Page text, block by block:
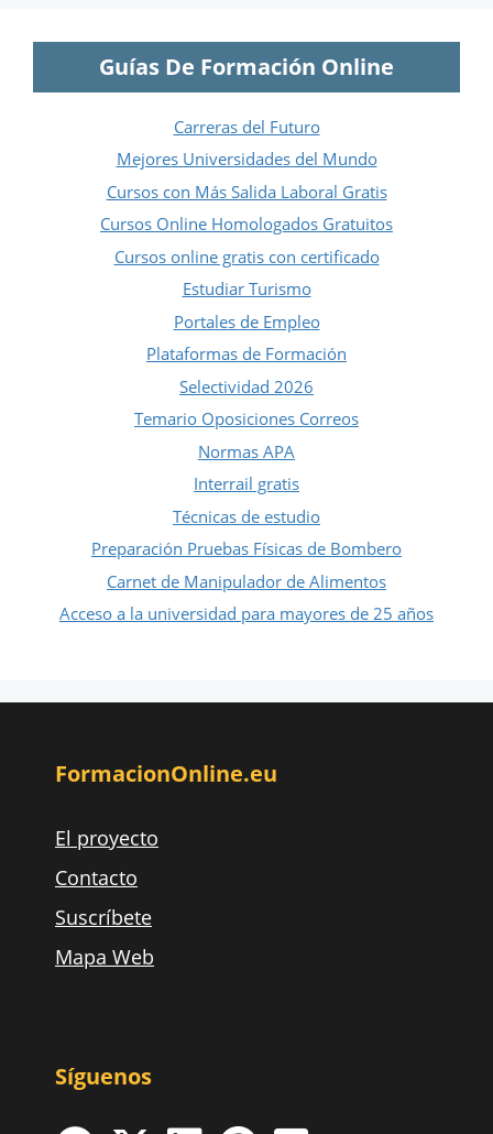
Guías De Formación Online
Carreras del Futuro
Mejores Universidades del Mundo
Cursos con Más Salida Laboral Gratis
Cursos Online Homologados Gratuitos
Cursos online gratis con certificado
Estudiar Turismo
Portales de Empleo
Plataformas de Formación
Selectividad 2026
Temario Oposiciones Correos
Normas APA
Interrail gratis
Técnicas de estudio
Preparación Pruebas Físicas de Bombero
Carnet de Manipulador de Alimentos
Acceso a la universidad para mayores de 25 años
FormacionOnline.eu
El proyecto
Contacto
Suscríbete
Mapa Web
Síguenos